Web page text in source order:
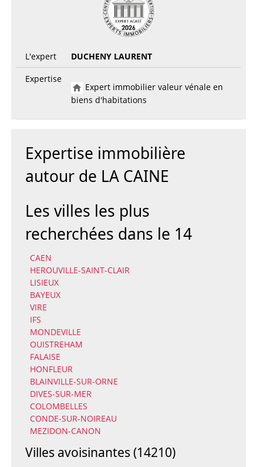
L'expert
DUCHENY LAURENT
Expertise
Expert immobilier valeur vénale en
biens d'habitations
Expertise immobilière
autour de LA CAINE
Les villes les plus
recherchées dans le 14
CAEN
HEROUVILLE-SAINT-CLAIR
LISIEUX
BAYEUX
VIRE
IFS
MONDEVILLE
OUISTREHAM
FALAISE
HONFLEUR
BLAINVILLE-SUR-ORNE
DIVES-SUR-MER
COLOMBELLES
CONDE-SUR-NOIREAU
MEZIDON-CANON
Villes avoisinantes (14210)